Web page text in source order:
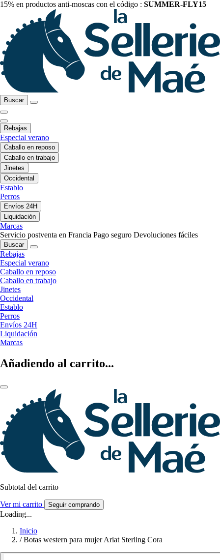
15% en productos anti-moscas con el código : SUMMER-FLY15
Buscar
Rebajas
Especial verano
Caballo en reposo
Caballo en trabajo
Jinetes
Occidental
Establo
Perros
Envíos 24H
Liquidación
Marcas
Servicio postventa en Francia Pago seguro Devoluciones fáciles
Buscar
Rebajas
Especial verano
Caballo en reposo
Caballo en trabajo
Jinetes
Occidental
Establo
Perros
Envíos 24H
Liquidación
Marcas
Añadiendo al carrito...
Subtotal del carrito
Ver mi carrito Seguir comprando
Loading...
Inicio
/ Botas western para mujer Ariat Sterling Cora